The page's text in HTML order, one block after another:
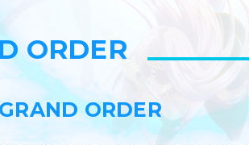
ORDER
ORDER